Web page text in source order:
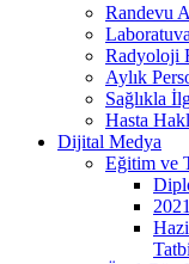
Randevu
Radyoloji
Aylık
Sağlıkla
Hasta
Dijital Medya
Eğitim ve